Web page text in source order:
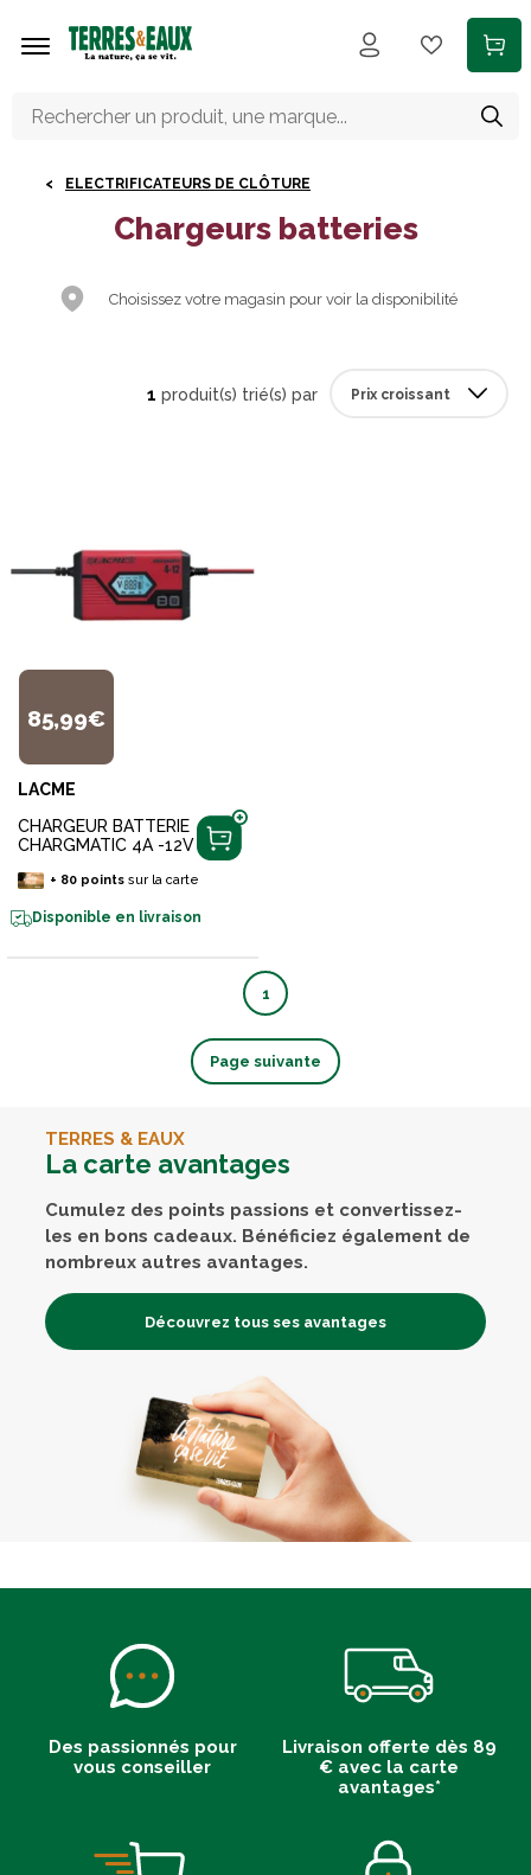
ELECTRIFICATEURS DE CLÔTURE
Chargeurs batteries
Choisissez votre magasin pour voir la disponibilité
1 produit(s) trié(s) par
85,99€
LACME
CHARGEUR BATTERIE
CHARGMATIC 4A -12V
+ 80pointssur la carte
Disponible en livraison
1
Page suivante
TERRES & EAUX
La carte avantages
Cumulez des points passions et convertissez-
les en bons cadeaux. Bénéficiez également de
nombreux autres avantages.
Découvrez tous ses avantages
Des passionnés pour
vous conseiller
Livraison offerte dès 89
€ avec la carte
avantages*